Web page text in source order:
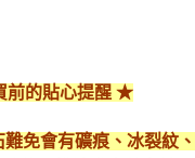
前的貼心提醒 ★
難免會有礦痕、冰裂紋